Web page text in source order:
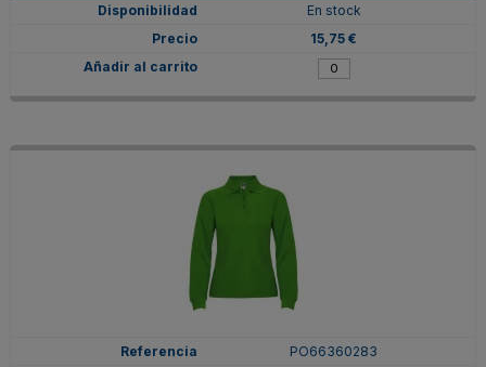
En stock
15,75 €
PO66360283